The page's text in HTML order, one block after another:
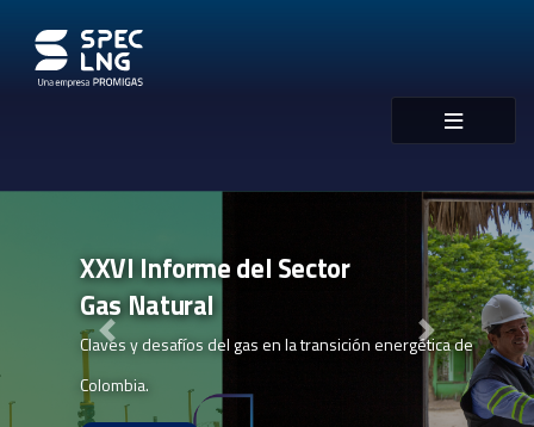
XXVI Informe del Sector
Gas Natural
Claves y desafíos del gas en la transición energética de
Colombia.
Previous Next